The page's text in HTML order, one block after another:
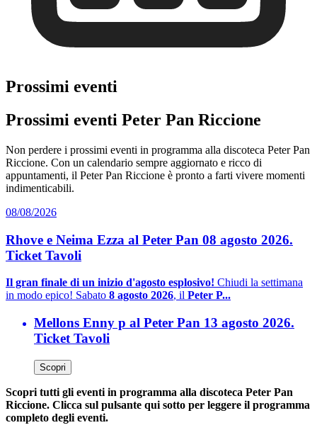
Prossimi eventi
Prossimi eventi Peter Pan Riccione
Non perdere i prossimi eventi in programma alla discoteca Peter Pan
Riccione. Con un calendario sempre aggiornato e ricco di
appuntamenti, il Peter Pan Riccione è pronto a farti vivere momenti
indimenticabili.
08/08/2026
Rhove e Neima Ezza al Peter Pan 08 agosto 2026.
Ticket Tavoli
Il gran finale di un inizio d'agosto esplosivo! Chiudi la settimana
in modo epico! Sabato 8 agosto 2026, il Peter P...
Mellons Enny p al Peter Pan 13 agosto 2026.
Ticket Tavoli
Scopri
Scopri tutti gli eventi in programma alla discoteca Peter Pan
Riccione. Clicca sul pulsante qui sotto per leggere il programma
completo degli eventi.